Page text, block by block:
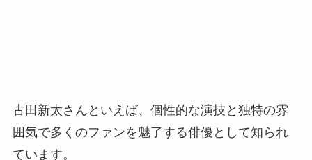
古田新太さんといえば、個性的な演技と独特の雰
囲気で多くのファンを魅了する俳優として知られ
ています。